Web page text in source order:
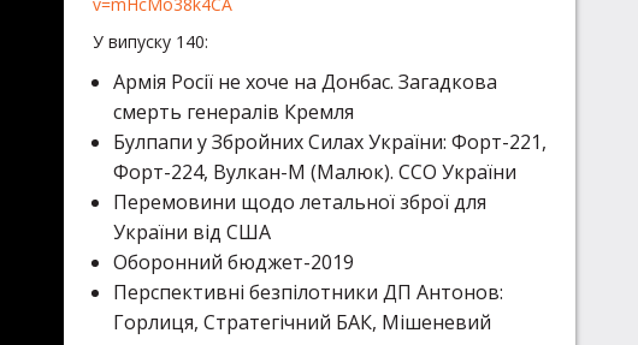
У випуску 140:
Армія Росії не хоче на Донбас. Загадкова
смерть генералів Кремля
Булпапи у Збройних Силах України: Форт-221,
Форт-224, Вулкан-М (Малюк). ССО України
Перемовини щодо летальної зброї для
України від США
Оборонний бюджет-2019
Перспективні безпілотники ДП Антонов:
Горлиця, Стратегічний БАК, Мішеневий